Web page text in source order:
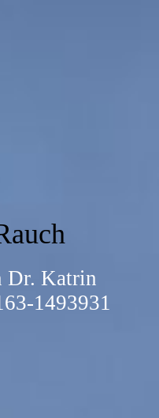
Dr. Katrin
1493931